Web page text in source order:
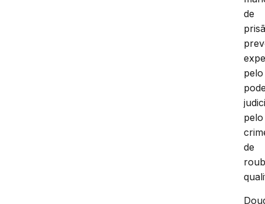
de
pelo
pelo
de